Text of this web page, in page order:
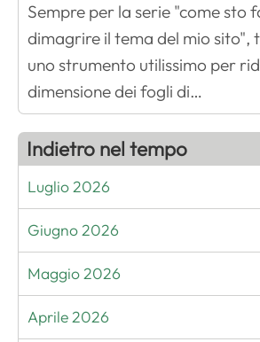
Sempre per la serie "come sto
dimagrire il tema del mio sito",
uno strumento utilissimo per
dimensione dei fogli di…
Indietro nel tempo
Luglio 2026
Giugno 2026
Maggio 2026
Aprile 2026